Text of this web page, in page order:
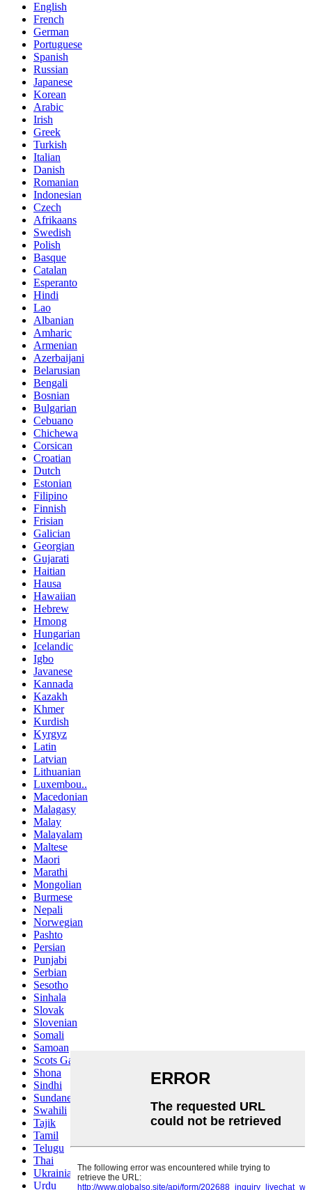
English
French
German
Portuguese
Spanish
Russian
Japanese
Korean
Arabic
Irish
Greek
Turkish
Italian
Danish
Romanian
Indonesian
Czech
Afrikaans
Swedish
Polish
Basque
Catalan
Esperanto
Hindi
Lao
Albanian
Amharic
Armenian
Azerbaijani
Belarusian
Bengali
Bosnian
Bulgarian
Cebuano
Chichewa
Corsican
Croatian
Dutch
Estonian
Filipino
Finnish
Frisian
Galician
Georgian
Gujarati
Haitian
Hausa
Hawaiian
Hebrew
Hmong
Hungarian
Icelandic
Igbo
Javanese
Kannada
Kazakh
Khmer
Kurdish
Kyrgyz
Latin
Latvian
Lithuanian
Luxembou..
Macedonian
Malagasy
Malay
Malayalam
Maltese
Maori
Marathi
Mongolian
Burmese
Nepali
Norwegian
Pashto
Persian
Punjabi
Serbian
Sesotho
Sinhala
Slovak
Slovenian
Somali
Samoan
Scots Gaelic
Shona
Sindhi
Sundanese
Swahili
Tajik
Tamil
Telugu
Thai
Ukrainian
Urdu